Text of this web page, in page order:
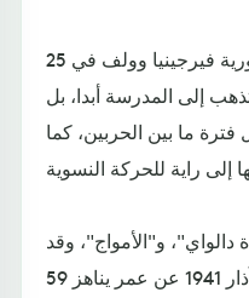
ولدت الكاتبة البريطانية الأسطورية فيرجينيا وولف في 25
الثاني 1882، ولم تذهب إلى المدرسة أبدا، بل
ما بين الحربين، كما
و"الأمواج"، وقد
انتحرت فرجينيا في 28 مارس/آذار 1941 عن عمر يناهز 59